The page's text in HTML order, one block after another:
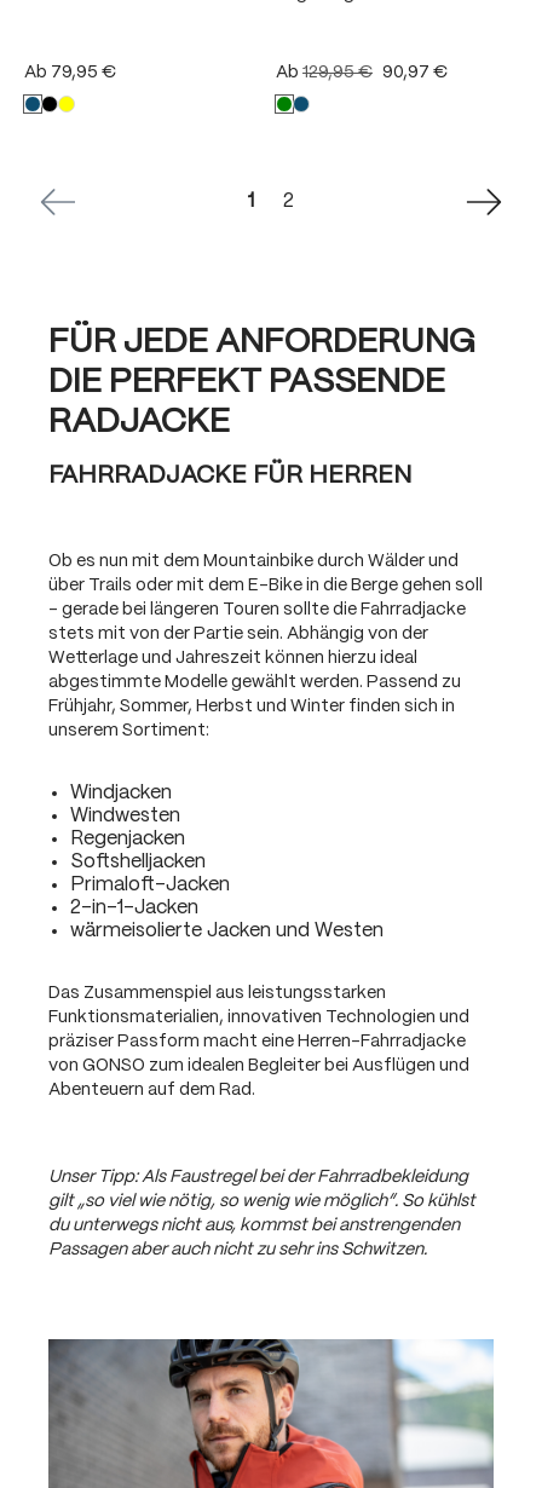
Ab 79,95 € Ab 129,95 € 90,97 €
Seite
1 Seite
2
FÜR JEDE ANFORDERUNG
DIE PERFEKT PASSENDE
RADJACKE
FAHRRADJACKE FÜR HERREN
Ob es nun mit dem Mountainbike durch Wälder und
über Trails oder mit dem E-Bike in die Berge gehen soll
– gerade bei längeren Touren sollte die Fahrradjacke
stets mit von der Partie sein. Abhängig von der
Wetterlage und Jahreszeit können hierzu ideal
abgestimmte Modelle gewählt werden. Passend zu
Frühjahr, Sommer, Herbst und Winter finden sich in
unserem Sortiment:
Windjacken
Windwesten
Regenjacken
Softshelljacken
Primaloft-Jacken
2-in-1-Jacken
wärmeisolierte Jacken und Westen
Das Zusammenspiel aus leistungsstarken
Funktionsmaterialien, innovativen Technologien und
präziser Passform macht eine Herren-Fahrradjacke
von GONSO zum idealen Begleiter bei Ausflügen und
Abenteuern auf dem Rad.
Unser Tipp: Als Faustregel bei der Fahrradbekleidung
gilt „so viel wie nötig, so wenig wie möglich“. So kühlst
du unterwegs nicht aus, kommst bei anstrengenden
Passagen aber auch nicht zu sehr ins Schwitzen.